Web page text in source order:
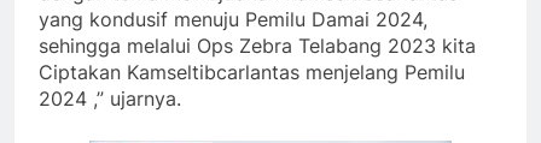
yang kondusif menuju Pemilu Damai 2024,
sehingga melalui Ops Zebra Telabang 2023 kita
Ciptakan Kamseltibcarlantas menjelang Pemilu
2024 ,” ujarnya.